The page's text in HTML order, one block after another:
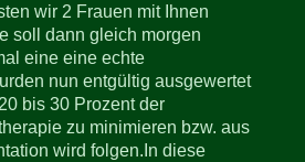
wir 2 Frauen mit Ihnen
soll dann gleich morgen
eine eine echte
nun entgültig ausgewertet
bis 30 Prozent der
zu minimieren bzw. aus
wird folgen.In diese